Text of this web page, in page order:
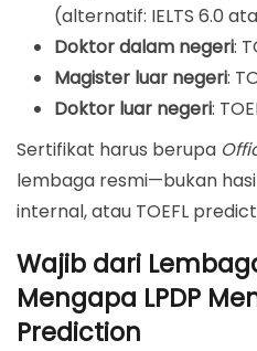
(alternatif: IELTS 6.0
Doktor dalam negeri:
Magister luar negeri:
Doktor luar negeri:
Sertifikat harus berupa
lembaga resmi—bukan
internal, atau TOEFL
Wajib dari
Mengapa LPDP
Prediction